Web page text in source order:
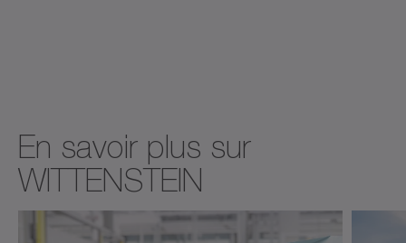
En savoir plus sur
WITTENSTEIN